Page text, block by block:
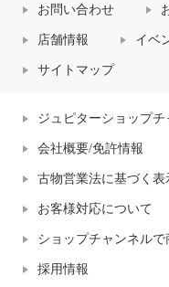
お問い合わせ
店舗情報 イベ
サイトマップ
ジュピターショップ
会社概要/免許情報
古物営業法に基づく表
お客様対応について
ショップチャンネル
採用情報